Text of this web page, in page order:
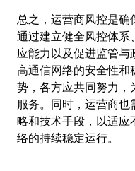
总之，运营商风控是确
通过建立健全风控体系
应能力以及促进监管
高通信网络的安全性
势，各方应共同努力
服务。同时，运营商
略和技术手段，以适应
络的持续稳定运行。